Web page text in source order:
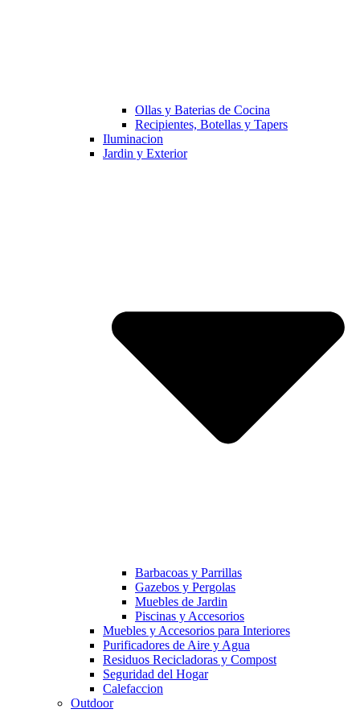
Ollas y Baterias de Cocina
Recipientes, Botellas y Tapers
Iluminacion
Jardin y Exterior
Barbacoas y Parrillas
Gazebos y Pergolas
Muebles de Jardin
Piscinas y Accesorios
Muebles y Accesorios para Interiores
Purificadores de Aire y Agua
Residuos Recicladoras y Compost
Seguridad del Hogar
Calefaccion
Outdoor